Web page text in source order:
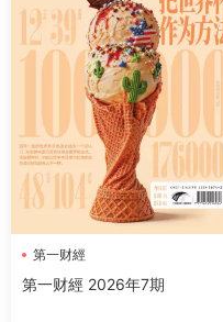
第一财經
第一财經 2026年7期